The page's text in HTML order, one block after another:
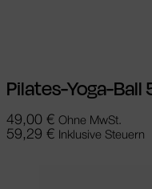
Pilates-Yoga-Ball
49,00 € Ohne MwSt.
59,29 € Inklusive Steuern